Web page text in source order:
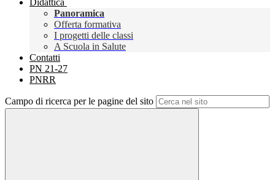
Didattica
Panoramica
Offerta formativa
I progetti delle classi
A Scuola in Salute
Contatti
PN 21-27
PNRR
Campo di ricerca per le pagine del sito